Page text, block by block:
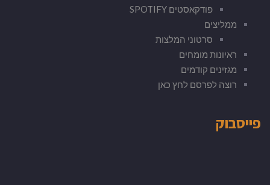
פודקאסטים SPOTIFY
ממליצים
סרטוני המלצות
ראיונות מומחים
מגזינים קודמים
רוצה לפרסם לחץ כאן
פייסבוק